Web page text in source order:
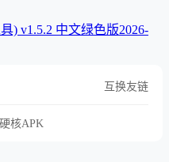
) v1.5.2 中文绿色版2026-
互换友链
硬核APK